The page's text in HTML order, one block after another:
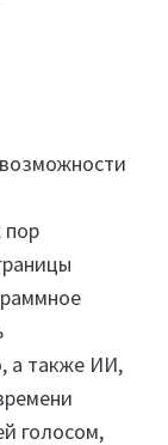
пор
а также ИИ,
голосом,